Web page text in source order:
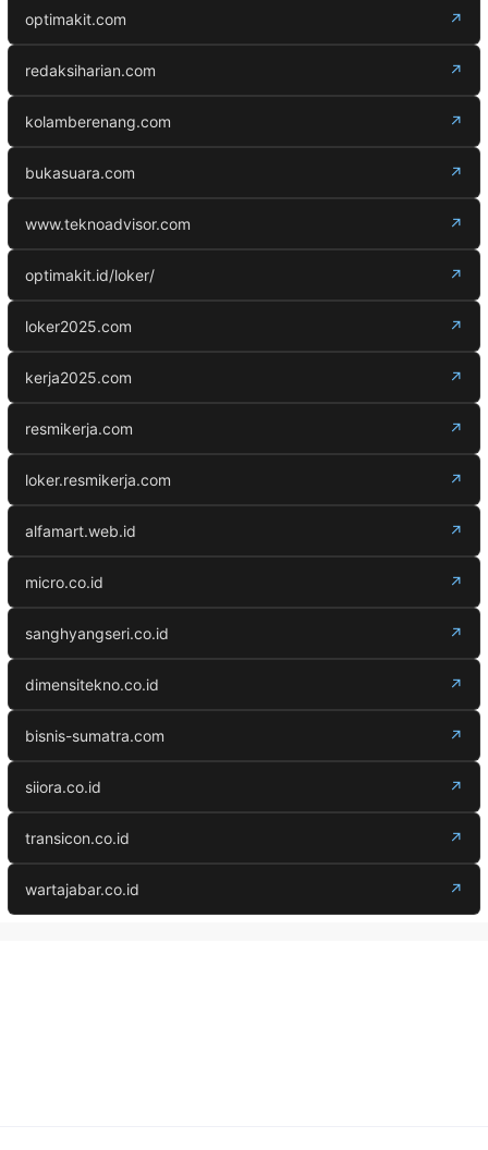
optimakit.com ↗
redaksiharian.com ↗
kolamberenang.com ↗
bukasuara.com ↗
www.teknoadvisor.com ↗
optimakit.id/loker/ ↗
loker2025.com ↗
kerja2025.com ↗
resmikerja.com ↗
loker.resmikerja.com ↗
alfamart.web.id ↗
micro.co.id ↗
sanghyangseri.co.id ↗
dimensitekno.co.id ↗
bisnis-sumatra.com ↗
siiora.co.id ↗
transicon.co.id ↗
wartajabar.co.id ↗